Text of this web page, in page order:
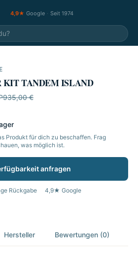
4,9★ Google · Seit 1974
KIT TANDEM ISLAND
935,00 €
Produkt für dich zu beschaffen. Frag
was möglich ist.
anfragen
Rückgabe
4,9★ Google
Hersteller Bewertungen (0)